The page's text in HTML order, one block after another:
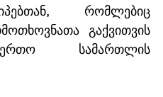
რომლებიც
გაქვითვის
სამართლის